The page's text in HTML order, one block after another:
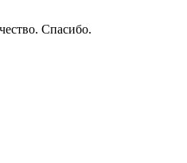
Спасибо.